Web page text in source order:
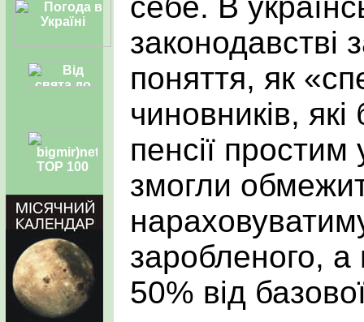
законодавстві
поняття, як
чиновників,
пенсії
змогли
заробленого,
50% від